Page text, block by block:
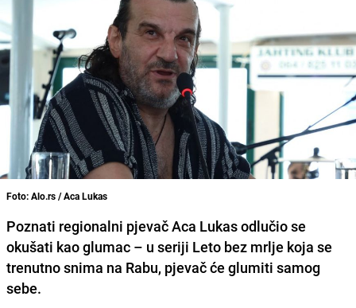
Foto: Alo.rs / Aca Lukas
Poznati regionalni pjevač Aca Lukas odlučio se
okušati kao glumac – u seriji Leto bez mrlje koja se
trenutno snima na Rabu, pjevač će glumiti samog
sebe.